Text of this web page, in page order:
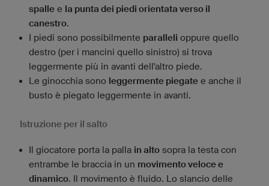
spalle e la punta dei piedi orientata verso il
canestro.
I piedi sono possibilmente paralleli oppure quello
destro (per i mancini quello sinistro) si trova
leggermente più in avanti dell'altro piede.
Le ginocchia sono leggermente piegate e anche il
busto è piegato leggermente in avanti.
Istruzione per il salto
Il giocatore porta la palla in alto sopra la testa con
entrambe le braccia in un movimento veloce e
dinamico. Il movimento è fluido. Lo slancio delle